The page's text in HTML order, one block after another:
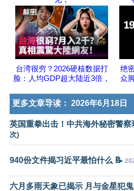
台湾很穷？2026硬核数据打
脸：人均GDP超大陆近3倍，
绝
众
更多文章导读： 2026年6月18日
英国重拳出击！中共海外秘密警察
次)
940份文件揭习近平最怕什么 📝
六月多雨天象已揭示 月与金星犯